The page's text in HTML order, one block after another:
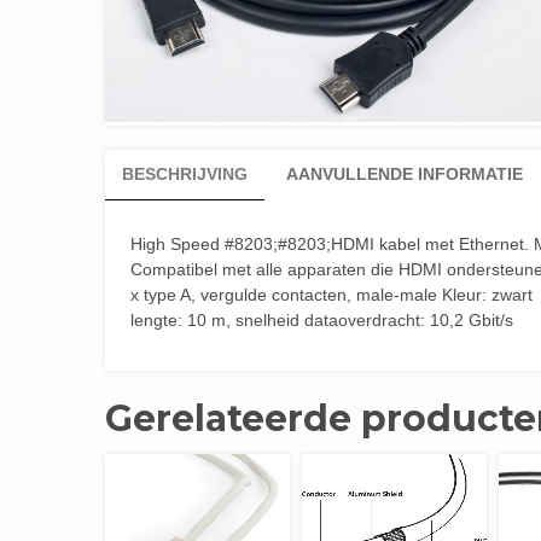
BESCHRIJVING AANVULLENDE INFORMATIE
High Speed #8203;#8203;HDMI kabel met Ethernet.
Compatibel met alle apparaten die HDMI
x type A, vergulde contacten, male-male Kleur: zwart
lengte: 10 m, snelheid dataoverdracht: 10,2 Gbit/s
Gerelateerde